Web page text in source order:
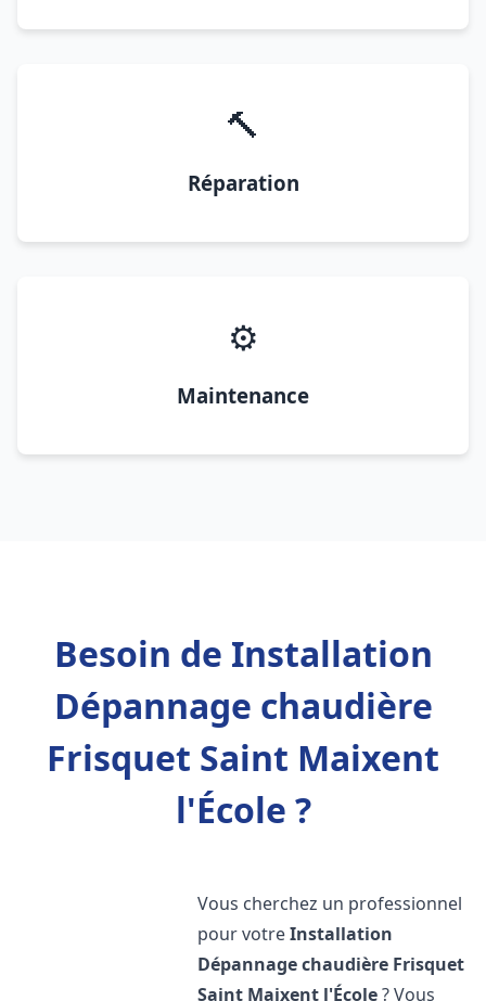
🔨
Réparation
⚙️
Maintenance
Besoin de Installation
Dépannage chaudière
Frisquet Saint Maixent
l'École ?
Vous cherchez un professionnel
pour votreInstallation
Dépannage chaudière Frisquet
Saint Maixent l'École? Vous